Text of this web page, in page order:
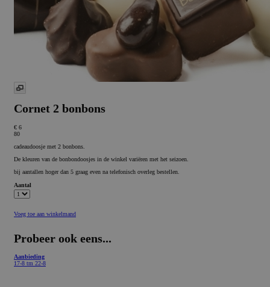
Cornet 2 bonbons
€ 6
80
cadeaudoosje met 2 bonbons.
De kleuren van de bonbondoosjes in de winkel variëren met het seizoen.
bij aantallen hoger dan 5 graag even na telefonisch overleg bestellen.
Aantal
Voeg toe aan winkelmand
Probeer ook eens...
Aanbieding
17-8 tm 22-8